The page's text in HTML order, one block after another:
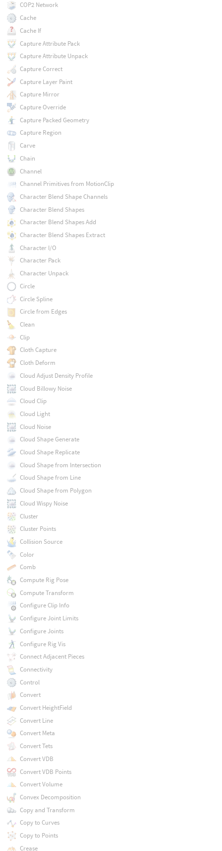
COP2 Network
Cache
Cache If
Capture Attribute Pack
Capture Attribute Unpack
Capture Correct
Capture Layer Paint
Capture Mirror
Capture Override
Capture Packed Geometry
Capture Region
Carve
Chain
Channel
Channel Primitives from MotionClip
Character Blend Shape Channels
Character Blend Shapes
Character Blend Shapes Add
Character Blend Shapes Extract
Character I/O
Character Pack
Character Unpack
Circle
Circle Spline
Circle from Edges
Clean
Clip
Cloth Capture
Cloth Deform
Cloud Adjust Density Profile
Cloud Billowy Noise
Cloud Clip
Cloud Light
Cloud Noise
Cloud Shape Generate
Cloud Shape Replicate
Cloud Shape from Intersection
Cloud Shape from Line
Cloud Shape from Polygon
Cloud Wispy Noise
Cluster
Cluster Points
Collision Source
Color
Comb
Compute Rig Pose
Compute Transform
Configure Clip Info
Configure Joint Limits
Configure Joints
Configure Rig Vis
Connect Adjacent Pieces
Connectivity
Control
Convert
Convert HeightField
Convert Line
Convert Meta
Convert Tets
Convert VDB
Convert VDB Points
Convert Volume
Convex Decomposition
Copy and Transform
Copy to Curves
Copy to Points
Crease